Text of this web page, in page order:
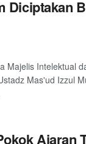
Diciptakan
Majelis Intelektual
Mas'ud Izzul
Ajaran